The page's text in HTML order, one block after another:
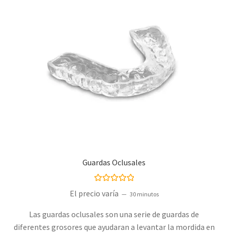
Guardas Oclusales
Valorado con
El precio varía 30 minutos
Las guardas oclusales son una serie de guardas de
diferentes grosores que ayudaran a levantar la mordida en